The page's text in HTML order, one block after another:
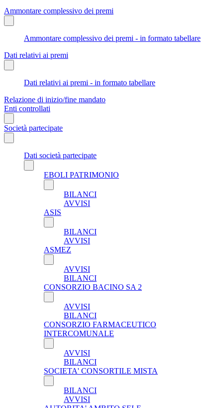
Ammontare complessivo dei premi
Ammontare complessivo dei premi - in formato tabellare
Dati relativi ai premi
Dati relativi ai premi - in formato tabellare
Relazione di inizio/fine mandato
Enti controllati
Società partecipate
Dati società partecipate
EBOLI PATRIMONIO
BILANCI
AVVISI
ASIS
BILANCI
AVVISI
ASMEZ
AVVISI
BILANCI
CONSORZIO BACINO SA 2
AVVISI
BILANCI
CONSORZIO FARMACEUTICO
INTERCOMUNALE
AVVISI
BILANCI
SOCIETA' CONSORTILE MISTA
BILANCI
AVVISI